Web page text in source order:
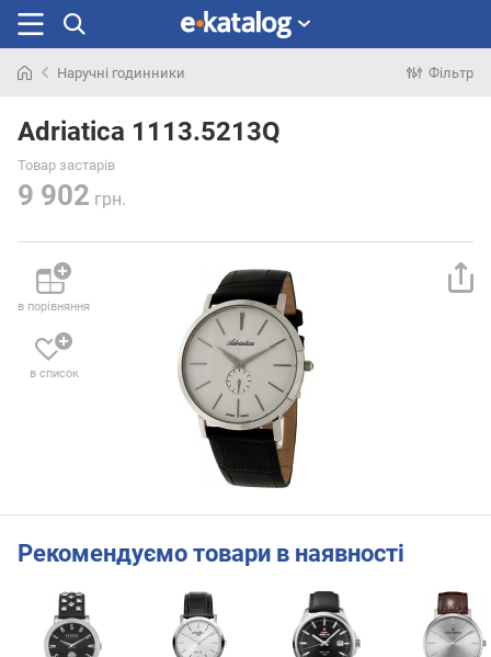
раніше
Наручні годинники Фільтр
Adriatica 1113.5213Q
Товар застарів
9 902 грн.
в порівняння
в список
Рекомендуємо товари в наявності